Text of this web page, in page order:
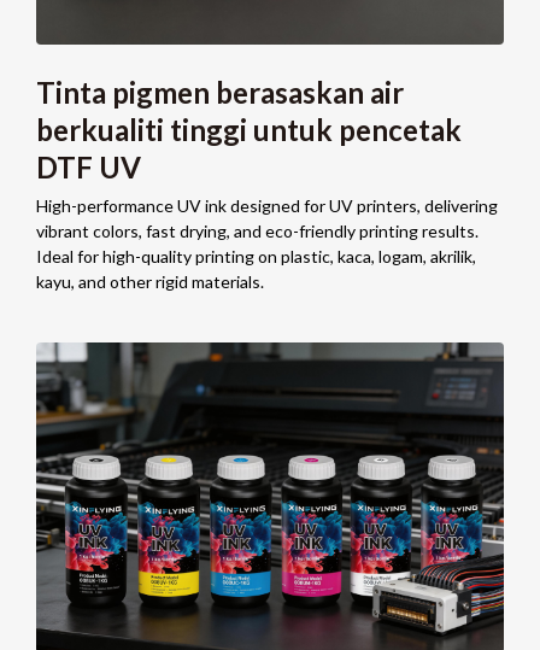
Tinta pigmen berasaskan air
berkualiti tinggi untuk pencetak
DTF UV
High-performance UV ink designed for UV printers, delivering
vibrant colors, fast drying, and eco-friendly printing results.
Ideal for high-quality printing on plastic, kaca, logam, akrilik,
kayu, and other rigid materials.